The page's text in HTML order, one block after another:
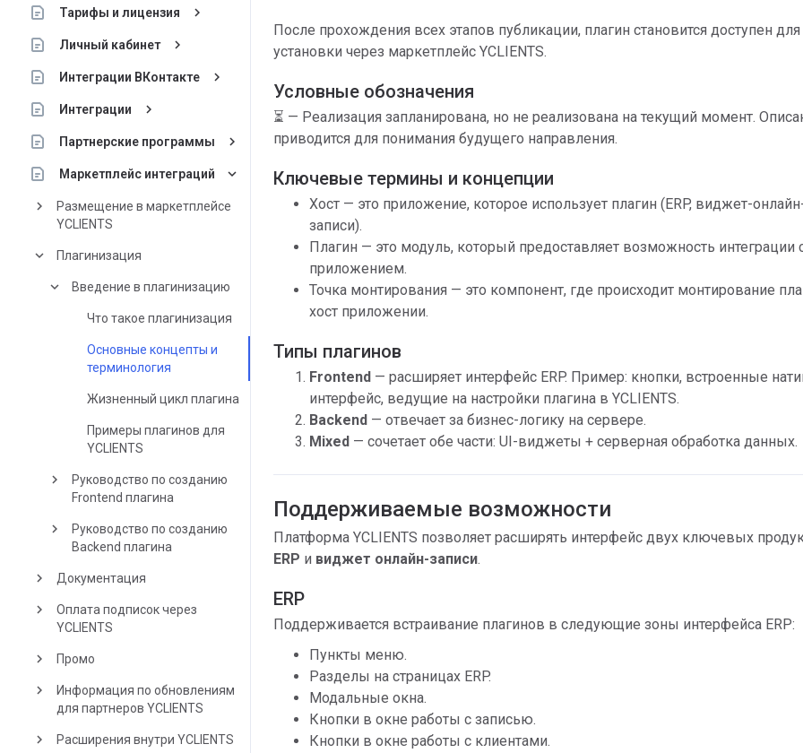
Тарифы и лицензия keyboard_arrow_right
Личный кабинет keyboard_arrow_right
Интеграции ВКонтакте keyboard_arrow_right
Интеграции keyboard_arrow_right
Партнерские программы keyboard_arrow_right
Маркетплейс интеграций
keyboard_arrow_down
keyboard_arrow_right
Размещение в маркетплейсе
YCLIENTS
keyboard_arrow_down Плагинизация
keyboard_arrow_down Введение в плагинизацию
Что такое плагинизация
Основные концепты и
терминология
Жизненный цикл плагина
Примеры плагинов для
YCLIENTS
keyboard_arrow_right
Руководство по созданию
Frontend плагина
keyboard_arrow_right
Руководство по созданию
Backend плагина
keyboard_arrow_right Документация
keyboard_arrow_right
Оплата подписок через
YCLIENTS
keyboard_arrow_right Промо
keyboard_arrow_right
Информация по обновлениям
для партнеров YCLIENTS
keyboard_arrow_right Расширения внутри YCLIENTS
После прохождения всех этапов публикации, плагин становится доступен для
установки через маркетплейс YCLIENTS.
Условные обозначения
⏳ — Реализация запланирована, но не реализована на текущий момент.
приводится для понимания будущего направления.
Ключевые термины и концепции
Хост — это приложение, которое использует плагин (ERP, виджет-
записи).
Плагин — это модуль, который предоставляет возможность интеграции
приложением.
Точка монтирования — это компонент, где происходит монтирование
хост приложении.
Типы плагинов
Frontend — расширяет интерфейс ERP. Пример: кнопки, встроенные
интерфейс, ведущие на настройки плагина в YCLIENTS.
Backend — отвечает за бизнес-логику на сервере.
Mixed — сочетает обе части: UI-виджеты + серверная обработка данных.
Поддерживаемые возможности
Платформа YCLIENTS позволяет расширять интерфейс двух ключевых
ERP и виджет онлайн-записи.
ERP
Поддерживается встраивание плагинов в следующие зоны интерфейса ERP:
Пункты меню.
Разделы на страницах ERP.
Модальные окна.
Кнопки в окне работы с записью.
Кнопки в окне работы с клиентами.